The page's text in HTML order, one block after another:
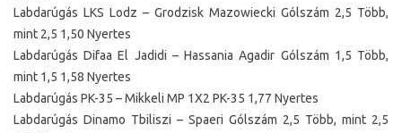
Labdarúgás LKS Lodz – Grodzisk Mazowiecki Gólszám 2,5 Több,
mint 2,5 1,50 Nyertes
Labdarúgás Difaa El Jadidi – Hassania Agadir Gólszám 1,5 Több,
mint 1,5 1,58 Nyertes
Labdarúgás PK-35 – Mikkeli MP 1X2 PK-35 1,77 Nyertes
Labdarúgás Dinamo Tbiliszi – Spaeri Gólszám 2,5 Több, mint 2,5